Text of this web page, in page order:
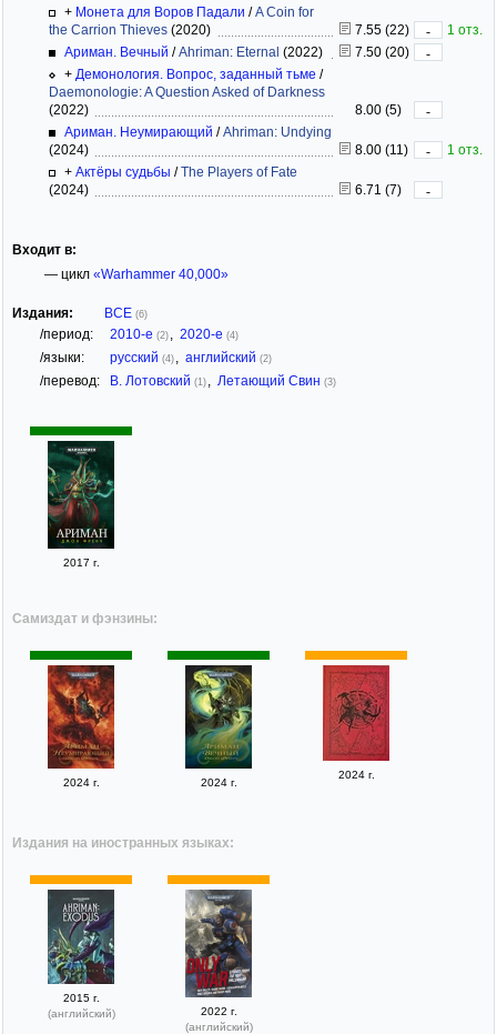
+ Монета для Воров Падали /A Coin for
the Carrion Thieves (2020) 7.55 (22) -
1 отз.
Ариман. Вечный /Ahriman: Eternal (2022) 7.50 (20)
-
+ Демонология. Вопрос, заданный тьме /
Daemonologie: A Question Asked of Darkness
(2022)
8.00 (5)
-
Ариман. Неумирающий /Ahriman: Undying
(2024)
8.00 (11) -
1 отз.
+ Актёры судьбы /The Players of Fate
(2024)
6.71 (7) -
Входит в:
— цикл «Warhammer 40,000»
Издания: ВСЕ (6)
/период: 2010-е (2) 2020-е (4)
/языки: русский (4) английский (2)
/перевод: В. Лотовский (1) Летающий Свин (3)
2017 г.
Самиздат и фэнзины:
2024 г. 2024 г.
2024 г.
Издания на иностранных языках:
2015 г.
(английский)
2022 г.
(английский)